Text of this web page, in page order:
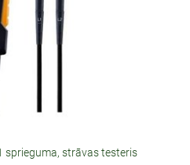
sprieguma, strāvas testeris